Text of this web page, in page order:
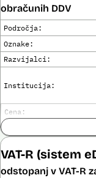
obračunih DDV
Področja:
Oznake:
Razvijalci:
Institucija:
Cena:
licence:
opravljena:
Analiza učinka na
VAT-R (sistem
odstopanj v VAT-R